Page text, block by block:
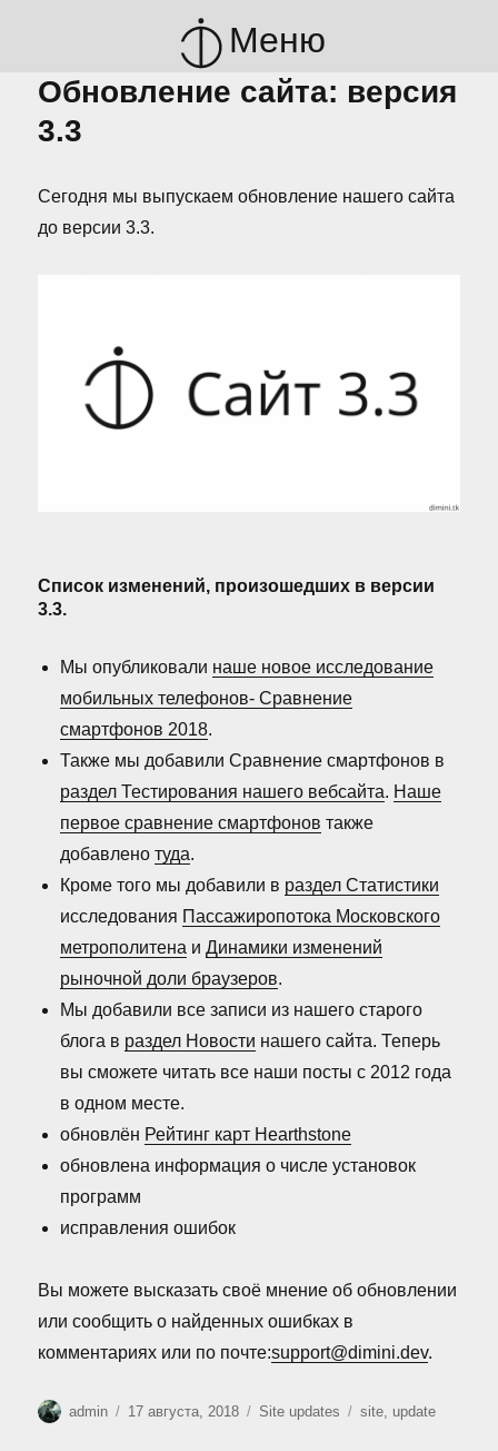
Меню
Обновление сайта: версия
3.3
Сегодня мы выпускаем обновление нашего сайта
до версии 3.3.
Список изменений, произошедших в версии
3.3.
Мы опубликовали наше новое исследование
мобильных телефонов- Сравнение
смартфонов 2018.
Также мы добавили Сравнение смартфонов в
раздел Тестирования нашего вебсайта. Наше
первое сравнение смартфонов также
добавленотуда.
Кроме того мы добавили в раздел Статистики
исследования Пассажиропотока Московского
метрополитена иДинамики изменений
рыночной доли браузеров.
Мы добавили все записи из нашего старого
блога в раздел Новости нашего сайта. Теперь
вы сможете читать все наши посты с 2012 года
в одном месте.
обновлён Рейтинг карт Hearthstone
обновлена информация о числе установок
программ
исправления ошибок
Вы можете высказать своё мнение об обновлении
или сообщить о найденных ошибках в
комментариях или по почте:support@dimini.dev.
Автор
admin Опубликовано
17 августа, 2018 Рубрики
Site updates Метки
site, update